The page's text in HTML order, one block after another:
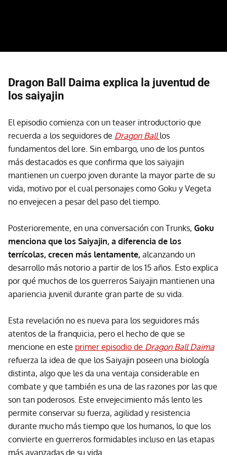
Dragon Ball Daima explica la juventud de
los saiyajin
El episodio comienza con un teaser introductorio que
recuerda a los seguidores de Dragon Ball los
fundamentos del lore. Sin embargo, uno de los puntos
más destacados es que confirma que los saiyajin
mantienen un cuerpo joven durante la mayor parte de su
vida, motivo por el cual personajes como Goku y Vegeta
no envejecen a pesar del paso del tiempo.
Posterioremente, en una conversación con Trunks, Goku
menciona que los Saiyajin, a diferencia de los
terrícolas, crecen más lentamente, alcanzando un
desarrollo más notorio a partir de los 15 años. Esto explica
por qué muchos de los guerreros Saiyajin mantienen una
apariencia juvenil durante gran parte de su vida.
Esta revelación no es nueva para los seguidores más
atentos de la franquicia, pero el hecho de que se
mencione en este primer episodio de Dragon Ball Daima
refuerza la idea de que los Saiyajin poseen una biología
distinta, algo que les da una ventaja considerable en
combate y que también es una de las razones por las que
son tan poderosos. Este envejecimiento más lento les
permite conservar su fuerza, agilidad y resistencia
durante mucho más tiempo que los humanos, lo que los
convierte en guerreros formidables incluso en las etapas
más avanzadas de su vida.